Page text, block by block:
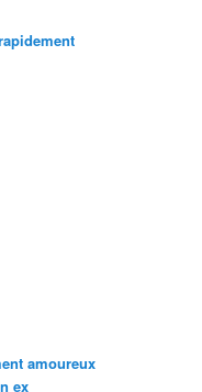
amoureux
ex